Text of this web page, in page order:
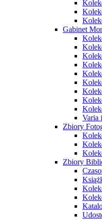
Gabinet
Varia
Zbiory
Zbiory